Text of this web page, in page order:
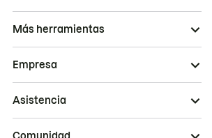
Más herramientas
Empresa
Asistencia